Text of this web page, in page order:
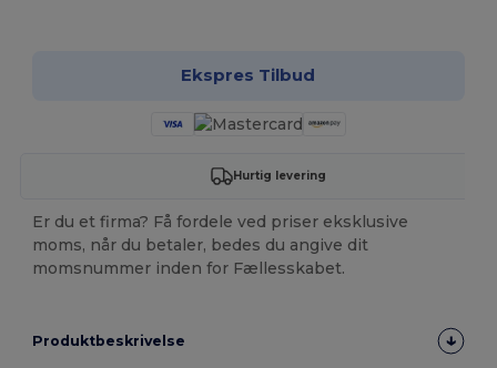
Ekspres Tilbud
Hurtig levering
Er du et firma? Få fordele ved priser eksklusive
moms, når du betaler, bedes du angive dit
momsnummer inden for Fællesskabet.
Produktbeskrivelse